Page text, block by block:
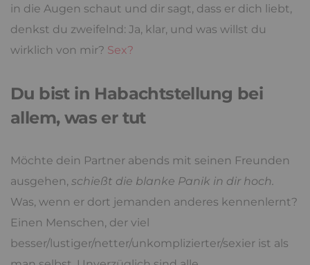
in die Augen schaut und dir sagt, dass er dich liebt,
denkst du zweifelnd: Ja, klar, und was willst du
wirklich von mir? Sex?
Du bist in Habachtstellung bei
allem, was er tut
Möchte dein Partner abends mit seinen Freunden
ausgehen, schießt die blanke Panik in dir hoch.
Was, wenn er dort jemanden anderes kennenlernt?
Einen Menschen, der viel
besser/lustiger/netter/unkomplizierter/sexier ist als